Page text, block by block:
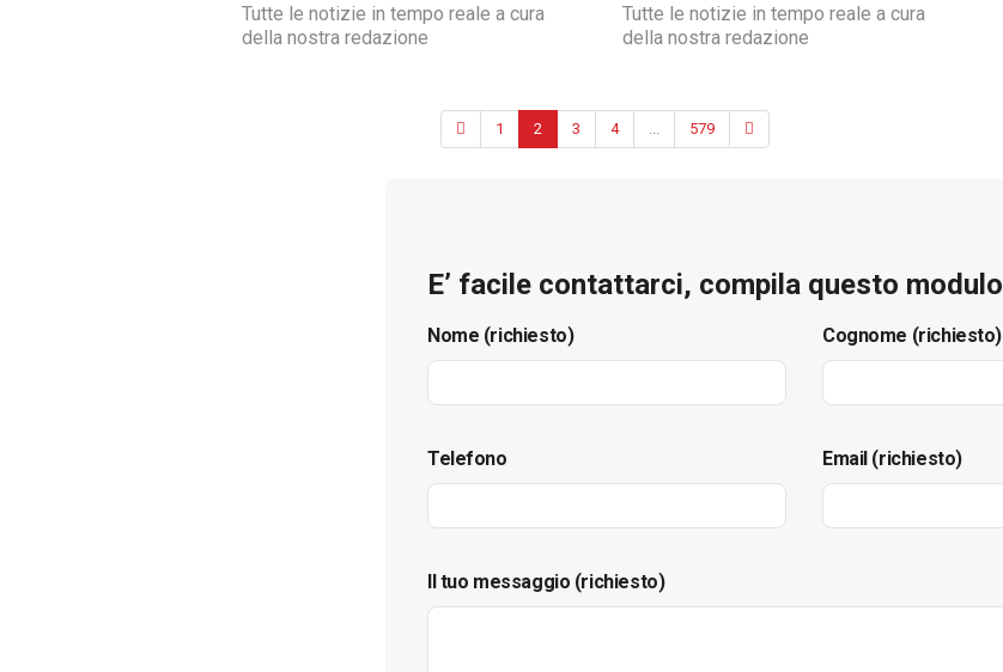
Tutte le notizie in tempo reale a cura
della nostra redazione
Tutte le notizie in tempo reale a cura
della nostra redazione
1 2 3 4 579
E’ facile contattarci, compila questo modulo
Nome (richiesto) Cognome (richiesto)
Telefono Email (richiesto)
Il tuo messaggio (richiesto)